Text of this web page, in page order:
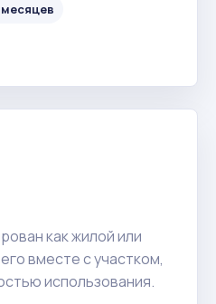
как жилой или
вместе с участком,
использования.